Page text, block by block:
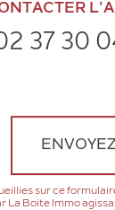
37 30
sur ce
La Boite Immo